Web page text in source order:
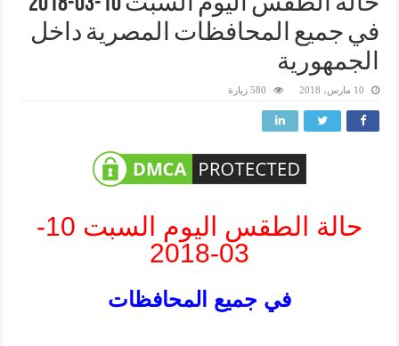
في جميع المحافظات المصرية داخل
الجمهورية
10 مارس، 2018 580 زيارة
حالة الطقس اليوم السبت 10-
03-2018
في جميع المحافظات